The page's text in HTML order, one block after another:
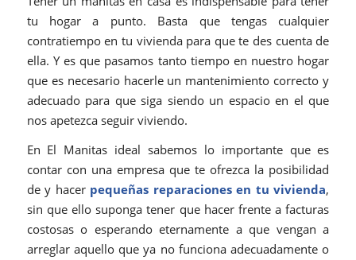
tu hogar a punto. Basta que tengas cualquier
contratiempo en tu vivienda para que te des cuenta de
ella. Y es que pasamos tanto tiempo en nuestro hogar
que es necesario hacerle un mantenimiento correcto y
adecuado para que siga siendo un espacio en el que
nos apetezca seguir viviendo.
En El Manitas ideal sabemos lo importante que es
contar con una empresa que te ofrezca la posibilidad
de y hacer pequeñas reparaciones en tu vivienda,
sin que ello suponga tener que hacer frente a facturas
costosas o esperando eternamente a que vengan a
arreglar aquello que ya no funciona adecuadamente o